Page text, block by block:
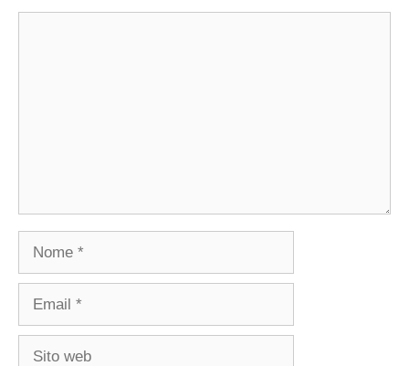
Nome
Email
Sito